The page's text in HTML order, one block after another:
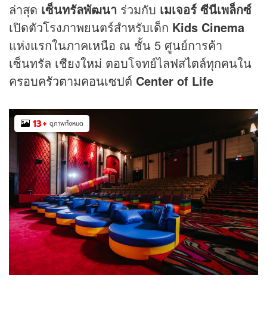
ล่าสุด เซ็นทรัลพัฒนา ร่วมกับ เมเจอร์ ซีนีเพล็กซ์
เปิดตัวโรงภาพยนตร์สำหรับเด็ก Kids Cinema
แห่งแรกในภาคเหนือ ณ ชั้น 5 ศูนย์การค้า
เซ็นทรัล เชียงใหม่ ตอบโจทย์ไลฟสไตล์ทุกคนใน
ครอบครัวตามคอนเซปต์ Center of Life
13+ ดูภาพทั้งหมด